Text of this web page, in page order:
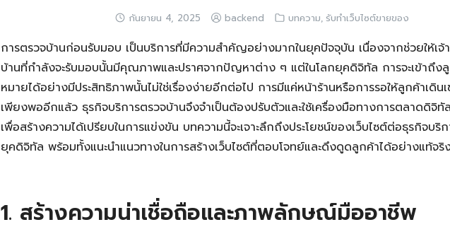
กันยายน 4, 2025 backend บทความ, รับทำเว็บไซต์ขายของ
การตรวจบ้านก่อนรับมอบ เป็นบริการที่มีความสำคัญอย่างมากในยุคปัจจุบัน เนื่องจากช่วยให้เจ้
บ้านที่กำลังจะรับมอบนั้นมีคุณภาพและปราศจากปัญหาต่าง ๆ แต่ในโลกยุคดิจิทัล การจะเข้าถึง
หมายได้อย่างมีประสิทธิภาพนั้นไม่ใช่เรื่องง่ายอีกต่อไป การมีแค่หน้าร้านหรือการรอให้ลูกค้าเดิน
เพียงพออีกแล้ว ธุรกิจบริการตรวจบ้านจึงจำเป็นต้องปรับตัวและใช้เครื่องมือทางการตลาดดิจิทั
เพื่อสร้างความได้เปรียบในการแข่งขัน บทความนี้จะเจาะลึกถึงประโยชน์ของเว็บไซต์ต่อธุรกิจบริ
ยุคดิจิทัล พร้อมทั้งแนะนำแนวทางในการสร้างเว็บไซต์ที่ตอบโจทย์และดึงดูดลูกค้าได้อย่างแท้จริ
1. สร้างความน่าเชื่อถือและภาพลักษณ์มืออาชีพ